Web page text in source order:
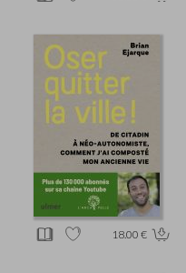
18.00 €